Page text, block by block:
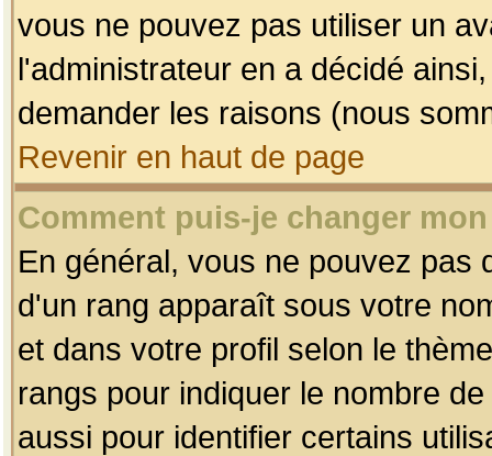
vous ne pouvez pas utiliser un
l'administrateur en a décidé
demander les raisons (nous
Revenir en haut de page
Comment puis-je changer
En général, vous ne pouvez pas
d'un rang apparaît sous votre
et dans votre profil selon le
rangs pour indiquer le nombre
aussi pour identifier certains